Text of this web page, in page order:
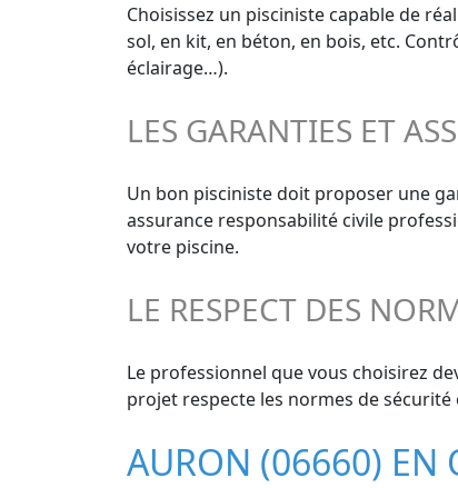
Choisissez un pisciniste capable de
sol, en kit, en béton, en bois, etc.
éclairage…).
LES GARANTIES ET
Un bon pisciniste doit proposer une
assurance responsabilité civile
votre piscine.
LE RESPECT DES
Le professionnel que vous choisirez
projet respecte les normes de
AURON (06660) EN